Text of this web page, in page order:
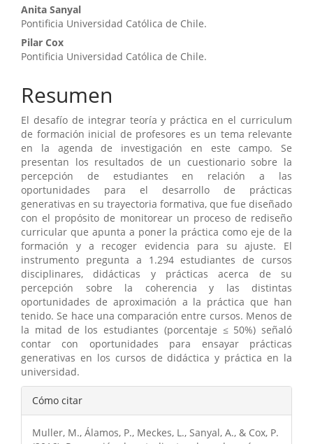
Anita Sanyal
Pontificia Universidad Católica de Chile.
Pilar Cox
Pontificia Universidad Católica de Chile.
Resumen
El desafío de integrar teoría y práctica en el curriculum
de formación inicial de profesores es un tema relevante
en la agenda de investigación en este campo. Se
presentan los resultados de un cuestionario sobre la
percepción de estudiantes en relación a las
oportunidades para el desarrollo de prácticas
generativas en su trayectoria formativa, que fue diseñado
con el propósito de monitorear un proceso de rediseño
curricular que apunta a poner la práctica como eje de la
formación y a recoger evidencia para su ajuste. El
instrumento pregunta a 1.294 estudiantes de cursos
disciplinares, didácticas y prácticas acerca de su
percepción sobre la coherencia y las distintas
oportunidades de aproximación a la práctica que han
tenido. Se hace una comparación entre cursos. Menos de
la mitad de los estudiantes (porcentaje ≤ 50%) señaló
contar con oportunidades para ensayar prácticas
generativas en los cursos de didáctica y práctica en la
universidad.
Detalles
del
Cómo citar
Muller, M., Álamos, P., Meckes, L., Sanyal, A., & Cox, P.